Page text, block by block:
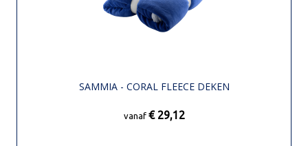
SAMMIA - CORAL FLEECE DEKEN
vanaf € 29,12